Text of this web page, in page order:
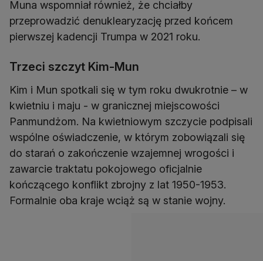
Muna wspomniał również, że chciałby
przeprowadzić denuklearyzację przed końcem
pierwszej kadencji Trumpa w 2021 roku.
Trzeci szczyt Kim-Mun
Kim i Mun spotkali się w tym roku dwukrotnie – w
kwietniu i maju - w granicznej miejscowości
Panmundżom. Na kwietniowym szczycie podpisali
wspólne oświadczenie, w którym zobowiązali się
do starań o zakończenie wzajemnej wrogości i
zawarcie traktatu pokojowego oficjalnie
kończącego konflikt zbrojny z lat 1950-1953.
Formalnie oba kraje wciąż są w stanie wojny.